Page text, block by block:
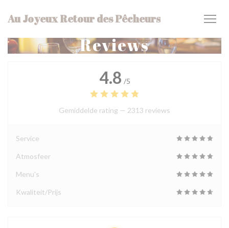
Au Joyeux Retour des Pêcheurs
Reviews
4.8 /5
Gemiddelde rating — 2313 reviews
Service
Atmosfeer
Menu's
Kwaliteit/Prijs